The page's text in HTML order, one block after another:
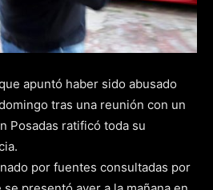
apuntó haber sido abusado
tras una reunión con un
Posadas ratificó toda su
por fuentes consultadas por